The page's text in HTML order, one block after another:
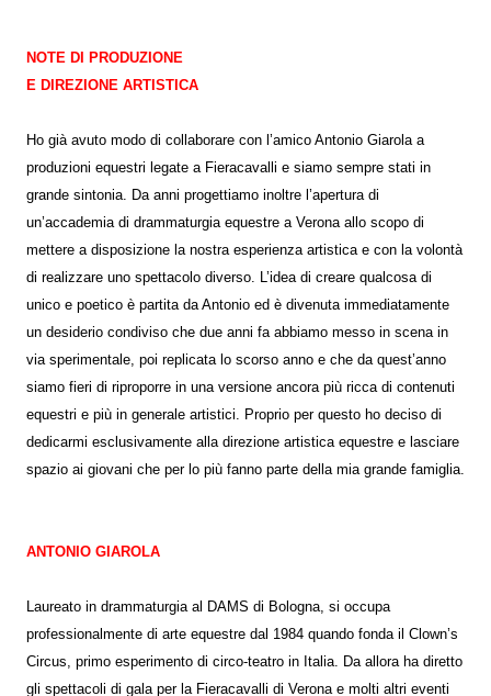
NOTE DI PRODUZIONE
E DIREZIONE ARTISTICA
Ho già avuto modo di collaborare con l’amico Antonio Giarola a
produzioni equestri legate a Fieracavalli e siamo sempre stati in
grande sintonia. Da anni progettiamo inoltre l’apertura di
un’accademia di drammaturgia equestre a Verona allo scopo di
mettere a disposizione la nostra esperienza artistica e con la volontà
di realizzare uno spettacolo diverso. L’idea di creare qualcosa di
unico e poetico è partita da Antonio ed è divenuta immediatamente
un desiderio condiviso che due anni fa abbiamo messo in scena in
via sperimentale, poi replicata lo scorso anno e che da quest’anno
siamo fieri di riproporre in una versione ancora più ricca di contenuti
equestri e più in generale artistici. Proprio per questo ho deciso di
dedicarmi esclusivamente alla direzione artistica equestre e lasciare
spazio ai giovani che per lo più fanno parte della mia grande famiglia.
ANTONIO GIAROLA
Laureato in drammaturgia al DAMS di Bologna, si occupa
professionalmente di arte equestre dal 1984 quando fonda il Clown’s
Circus, primo esperimento di circo-teatro in Italia. Da allora ha diretto
gli spettacoli di gala per la Fieracavalli di Verona e molti altri eventi